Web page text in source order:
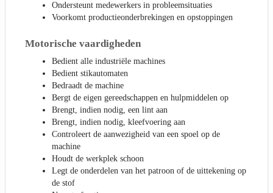
Ondersteunt medewerkers in probleemsituaties
Voorkomt productieonderbrekingen en opstoppingen
Motorische vaardigheden
Bedient alle industriële machines
Bedient stikautomaten
Bedraadt de machine
Bergt de eigen gereedschappen en hulpmiddelen op
Brengt, indien nodig, een lint aan
Brengt, indien nodig, kleefvoering aan
Controleert de aanwezigheid van een spoel op de
machine
Houdt de werkplek schoon
Legt de onderdelen van het patroon of de uittekening op
de stof